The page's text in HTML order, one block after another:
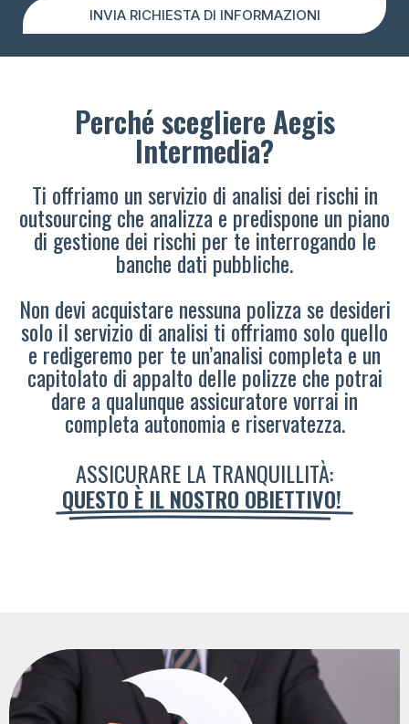
INVIA RICHIESTA DI INFORMAZIONI
Perché scegliere Aegis
Intermedia?
Ti offriamo un servizio di analisi dei rischi in
outsourcing che analizza e predispone un piano
di gestione dei rischi per te interrogando le
banche dati pubbliche.
Non devi acquistare nessuna polizza se desideri
solo il servizio di analisi ti offriamo solo quello
e redigeremo per te un’analisi completa e un
capitolato di appalto delle polizze che potrai
dare a qualunque assicuratore vorrai in
completa autonomia e riservatezza.
ASSICURARE LA TRANQUILLITÀ:
QUESTO È IL NOSTRO OBIETTIVO!